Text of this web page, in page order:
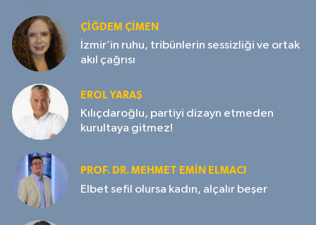
ÇIĞDEM ÇIMEN
İzmir’in ruhu, tribünlerin sessizliği ve ortak
akıl çağrısı
EROL YARAŞ
Kılıçdaroğlu, partiyi dizayn etmeden
kurultaya gitmez!
PROF. DR. MEHMET EMIN ELMACI
Elbet sefil olursa kadın, alçalır beşer